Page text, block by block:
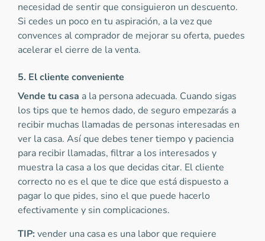
necesidad de sentir que consiguieron un descuento.
Si cedes un poco en tu aspiración, a la vez que
convences al comprador de mejorar su oferta, puedes
acelerar el cierre de la venta.
5. El cliente conveniente
Vende tu casa a la persona adecuada. Cuando sigas
los tips que te hemos dado, de seguro empezarás a
recibir muchas llamadas de personas interesadas en
ver la casa. Así que debes tener tiempo y paciencia
para recibir llamadas, filtrar a los interesados y
muestra la casa a los que decidas citar. El cliente
correcto no es el que te dice que está dispuesto a
pagar lo que pides, sino el que puede hacerlo
efectivamente y sin complicaciones.
TIP:vender una casa es una labor que requiere